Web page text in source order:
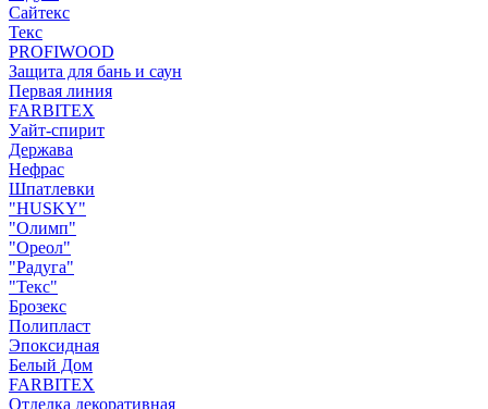
Сайтекс
Текс
PROFIWOOD
Защита для бань и саун
Первая линия
FARBITEX
Уайт-спирит
Держава
Нефрас
Шпатлевки
"HUSKY"
"Олимп"
"Ореол"
"Радуга"
"Текс"
Брозекс
Полипласт
Эпоксидная
Белый Дом
FARBITEX
Отделка декоративная